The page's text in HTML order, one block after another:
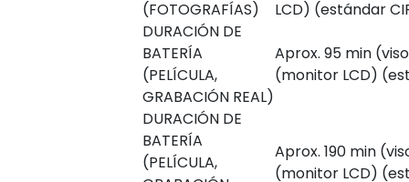
(FOTOGRAFÍAS)
LCD) (estándar
DURACIÓN DE
BATERÍA
(PELÍCULA,
GRABACIÓN REAL)
Aprox. 95 min
(monitor LCD)
DURACIÓN DE
BATERÍA
(PELÍCULA,
Aprox. 190 min
(monitor LCD)